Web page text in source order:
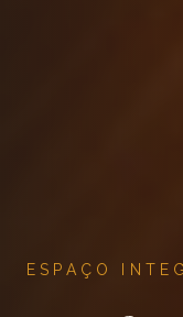
ESPAÇO